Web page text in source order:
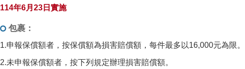
114年6月23日實施
包裹：
1.申報保償額者，按保償額為損害賠償額，每件最多以16,000元為限。
2.未申報保償額者，按下列規定辦理損害賠償額。